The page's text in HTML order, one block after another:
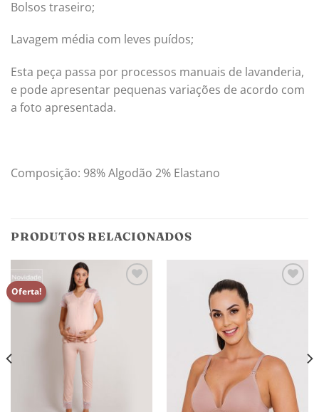
Bolsos traseiro;
Lavagem média com leves puídos;
Esta peça passa por processos manuais de lavanderia,
e pode apresentar pequenas variações de acordo com
a foto apresentada.
Composição: 98% Algodão 2% Elastano
PRODUTOS RELACIONADOS
Oferta!
desejos